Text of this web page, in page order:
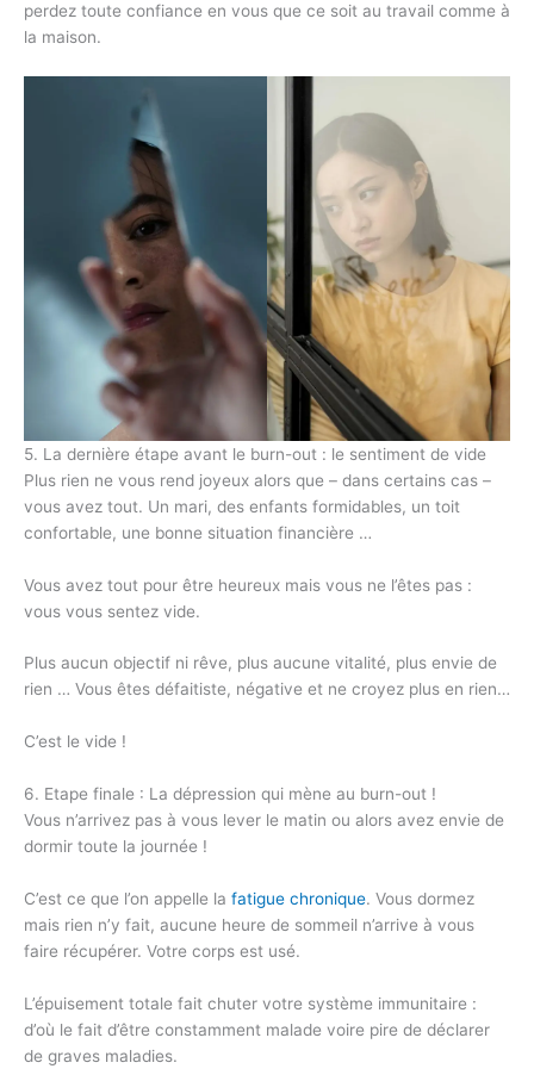
perdez toute confiance en vous que ce soit au travail comme à
la maison.
5. La dernière étape avant le burn-out : le sentiment de vide
Plus rien ne vous rend joyeux alors que – dans certains cas –
vous avez tout. Un mari, des enfants formidables, un toit
confortable, une bonne situation financière …
Vous avez tout pour être heureux mais vous ne l’êtes pas :
vous vous sentez vide.
Plus aucun objectif ni rêve, plus aucune vitalité, plus envie de
rien … Vous êtes défaitiste, négative et ne croyez plus en rien…
C’est le vide !
6. Etape finale : La dépression qui mène au burn-out !
Vous n’arrivez pas à vous lever le matin ou alors avez envie de
dormir toute la journée !
C’est ce que l’on appelle la fatigue chronique. Vous dormez
mais rien n’y fait, aucune heure de sommeil n’arrive à vous
faire récupérer. Votre corps est usé.
L’épuisement totale fait chuter votre système immunitaire :
d’où le fait d’être constamment malade voire pire de déclarer
de graves maladies.